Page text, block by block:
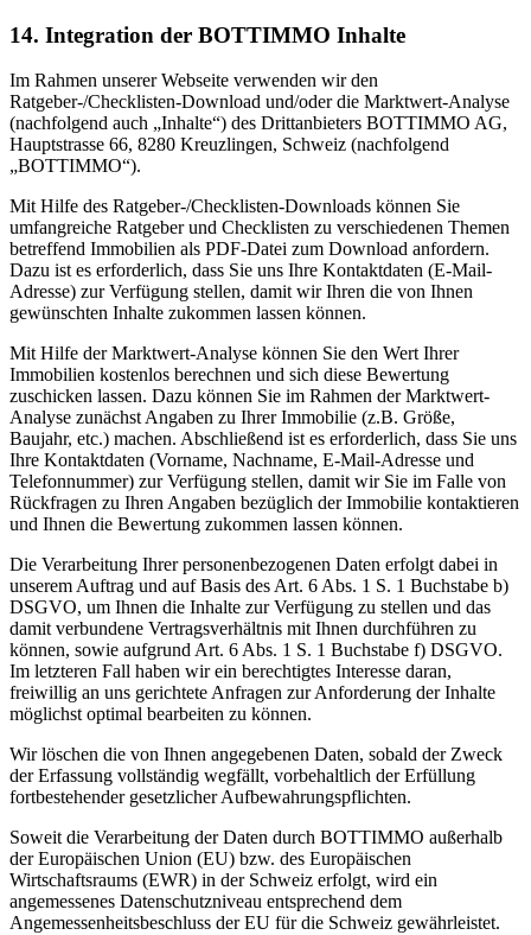
14. Integration der BOTTIMMO Inhalte
Im Rahmen unserer Webseite verwenden wir den
Ratgeber-/Checklisten-Download und/oder die Marktwert-Analyse
(nachfolgend auch „Inhalte“) des Drittanbieters BOTTIMMO AG,
Hauptstrasse 66, 8280 Kreuzlingen, Schweiz (nachfolgend
„BOTTIMMO“).
Mit Hilfe des Ratgeber-/Checklisten-Downloads können Sie
umfangreiche Ratgeber und Checklisten zu verschiedenen Themen
betreffend Immobilien als PDF-Datei zum Download anfordern.
Dazu ist es erforderlich, dass Sie uns Ihre Kontaktdaten (E-Mail-
Adresse) zur Verfügung stellen, damit wir Ihren die von Ihnen
gewünschten Inhalte zukommen lassen können.
Mit Hilfe der Marktwert-Analyse können Sie den Wert Ihrer
Immobilien kostenlos berechnen und sich diese Bewertung
zuschicken lassen. Dazu können Sie im Rahmen der Marktwert-
Analyse zunächst Angaben zu Ihrer Immobilie (z.B. Größe,
Baujahr, etc.) machen. Abschließend ist es erforderlich, dass Sie uns
Ihre Kontaktdaten (Vorname, Nachname, E-Mail-Adresse und
Telefonnummer) zur Verfügung stellen, damit wir Sie im Falle von
Rückfragen zu Ihren Angaben bezüglich der Immobilie kontaktieren
und Ihnen die Bewertung zukommen lassen können.
Die Verarbeitung Ihrer personenbezogenen Daten erfolgt dabei in
unserem Auftrag und auf Basis des Art. 6 Abs. 1 S. 1 Buchstabe b)
DSGVO, um Ihnen die Inhalte zur Verfügung zu stellen und das
damit verbundene Vertragsverhältnis mit Ihnen durchführen zu
können, sowie aufgrund Art. 6 Abs. 1 S. 1 Buchstabe f) DSGVO.
Im letzteren Fall haben wir ein berechtigtes Interesse daran,
freiwillig an uns gerichtete Anfragen zur Anforderung der Inhalte
möglichst optimal bearbeiten zu können.
Wir löschen die von Ihnen angegebenen Daten, sobald der Zweck
der Erfassung vollständig wegfällt, vorbehaltlich der Erfüllung
fortbestehender gesetzlicher Aufbewahrungspflichten.
Soweit die Verarbeitung der Daten durch BOTTIMMO außerhalb
der Europäischen Union (EU) bzw. des Europäischen
Wirtschaftsraums (EWR) in der Schweiz erfolgt, wird ein
angemessenes Datenschutzniveau entsprechend dem
Angemessenheitsbeschluss der EU für die Schweiz gewährleistet.